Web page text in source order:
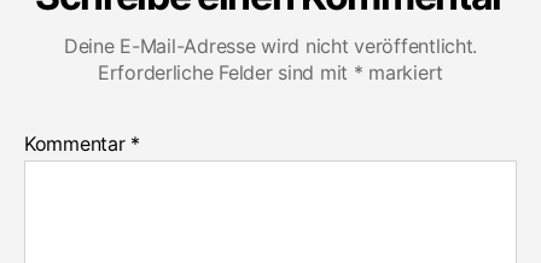
Deine E-Mail-Adresse wird nicht veröffentlicht.
Erforderliche Felder sind mit * markiert
Kommentar *